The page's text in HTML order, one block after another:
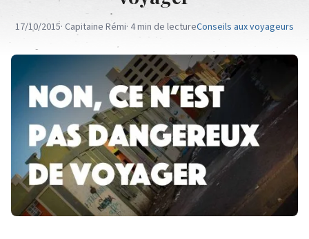
17/10/2015· Capitaine Rémi· 4 min de lectureConseils aux voyageurs